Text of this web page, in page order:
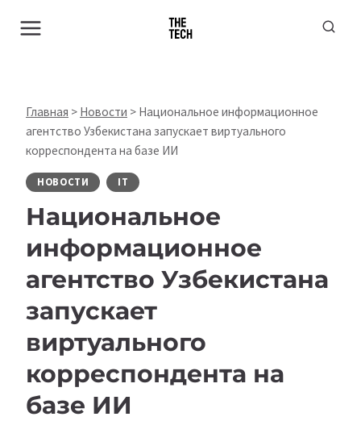
Главная > Новости > Национальное информационное
агентство Узбекистана запускает виртуального
корреспондента на базе ИИ
НОВОСТИ IT
Национальное
информационное
агентство Узбекистана
запускает
виртуального
корреспондента на
базе ИИ